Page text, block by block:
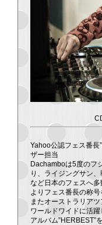
Yahoo公認フェス番長
ザー担当
Dachamboは5度のフ
り、ライジングサン
など日本のフェスへ
よりフェス番長の称号
またオーストラリア
ワールドワイドに活
アルバム”HERBEST”